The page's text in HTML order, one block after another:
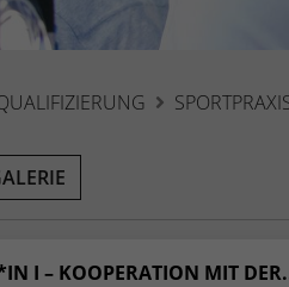
I – KOOPERATION MIT